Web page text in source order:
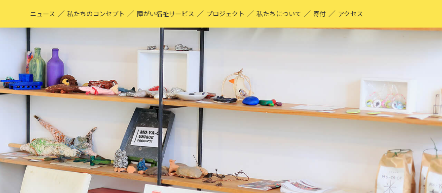
ニュース ／ 私たちのコンセプト ／ 障がい福祉サービス ／ プロジェクト
MO-YA-CO UNIQUE PRODUCT！
アーティストページ
MO-YA-CO キフ
／ 私たちについて ／ 寄付 ／ アクセス